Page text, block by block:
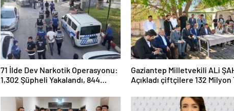
71 İlde Dev Narkotik Operasyonu:
1,302 Şüpheli Yakalandı, 844
Gaziantep Milletvekili ALi
Açıkladı çiftçilere 132 Milyon